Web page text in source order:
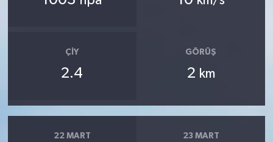
ÇIY
2.4
GÖRÜŞ
2 km
22 MART 23 MART